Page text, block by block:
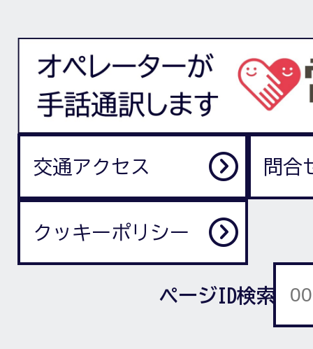
交通アクセス 問合
クッキーポリシー
ページID検索